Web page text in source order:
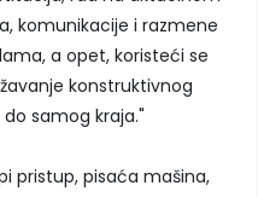
komunikacije i razmene
a opet, koristeći se
konstruktivnog
samog kraja."
pristup, pisaća mašina,